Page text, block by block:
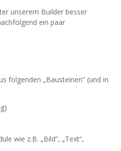
unserem Builder besser
ein paar
folgenden „Bausteinen“ (und in
wie z.B. „Bild“, „Text“,